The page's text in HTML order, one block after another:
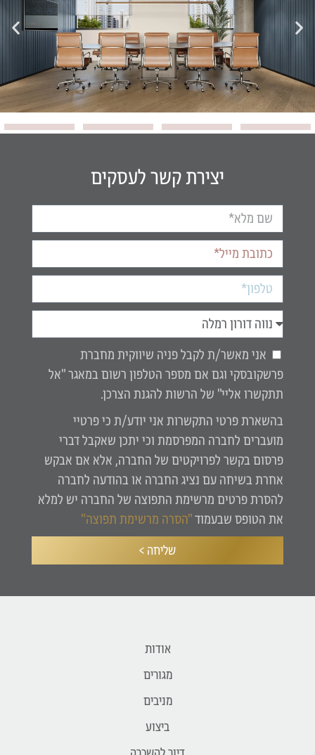
יצירת קשר לעסקים
אני מאשר/ת לקבל פניה שיווקית מחברת
פרשקובסקי וגם אם מספר הטלפון רשום במאגר "אל
תתקשרו אליי" של הרשות להגנת הצרכן.
בהשארת פרטי התקשרות אני יודע/ת כי פרטיי
מועברים לחברה המפרסמת וכי יתכן שאקבל דברי
פרסום בקשר לפרויקטים של החברה, אלא אם אבקש
אחרת בשיחה עם נציג החברה או בהודעה לחברה
להסרת פרטים מרשימת התפוצה של החברה יש למלא
את הטופס שבעמוד"הסרה מרשימת תפוצה"
שליחה >
אודות
מגורים
מניבים
ביצוע